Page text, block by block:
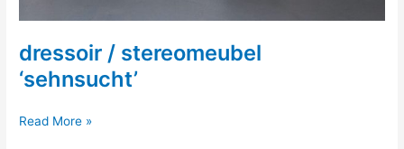
dressoir / stereomeubel
‘sehnsucht’
dressoir
Read More »